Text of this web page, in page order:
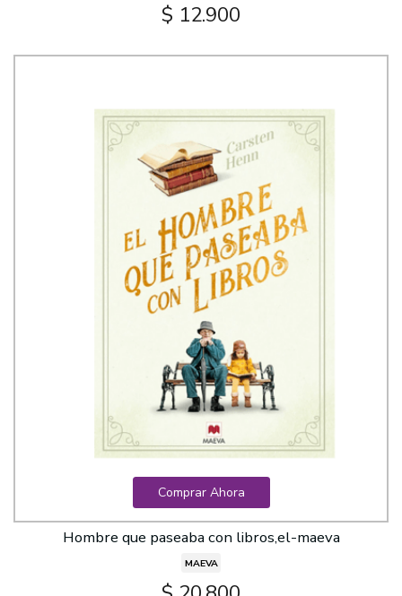
$ 12.900
Comprar Ahora
Hombre que paseaba con libros,el-maeva
MAEVA